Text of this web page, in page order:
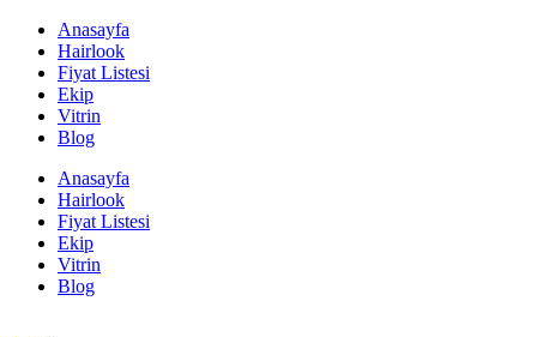
Anasayfa
Hairlook
Fiyat Listesi
Ekip
Vitrin
Blog
Anasayfa
Hairlook
Fiyat Listesi
Ekip
Vitrin
Blog